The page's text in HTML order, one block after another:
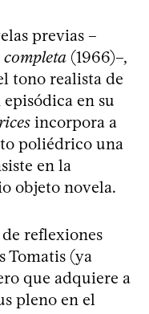
previas –
(1966)–,
tono realista de
en su
incorpora a
poliédrico una
en la
objeto novela.
reflexiones
Tomatis (ya
que adquiere a
pleno en el